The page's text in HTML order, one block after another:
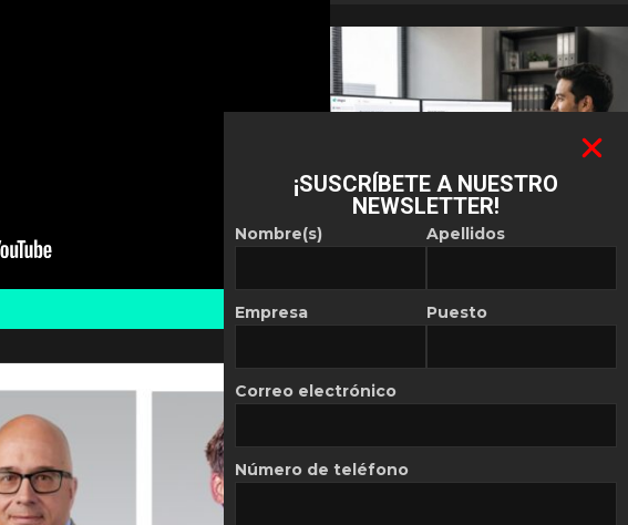
ES NOTICIA
Automatización de las
REDACCIÓN LATAM
¡SUSCRÍBETE A NUESTRO
NEWSLETTER!
Nombre(s)
Empresa
Apellidos
Puesto
Correo electrónico
Número de teléfono